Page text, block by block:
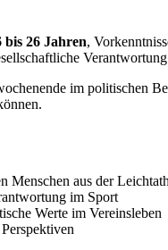
bis 26 Jahren,
im politischen
Menschen aus der
im Sport
Werte im Vereinsleben